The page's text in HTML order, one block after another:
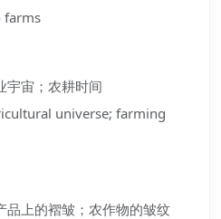
farms
宇宙；农耕时间
universe; farming
品上的褶皱；农作物的皱纹